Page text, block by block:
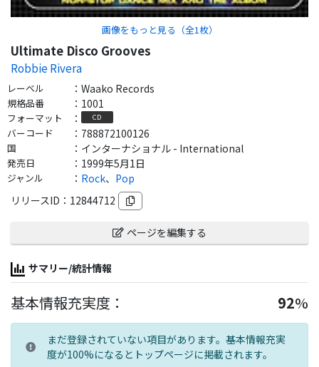
画像をもっと見る（全1 枚）
Ultimate Disco Grooves
Robbie Rivera
レーベル ： Waako Records
規格品番 ： 1001
フォーマット ： CD
バーコード ： 788872100126
国 ： インターナショナル - International
発売日 ： 1999年5月1日
ジャンル ： Rock、 Pop
リリースID： 12844712
ページを編集する
サマリー/統計情報
基本情報充実度： 92%
まだ登録されていない項目があります。基本情報充実
度が100%になるとトップページに掲載されます。